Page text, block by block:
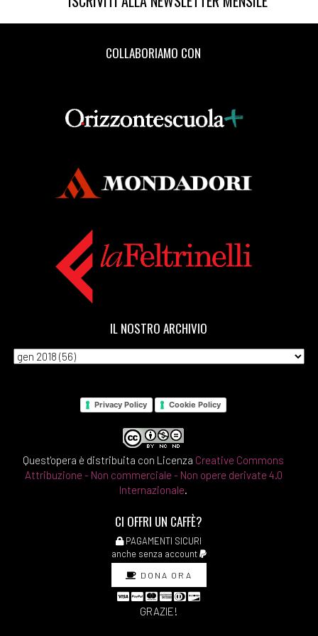
Vittorino Andreoli: pagina 69
Aprile 2018
Rukhsana Khan: pagina 69
[18]Il tempo di un caffè, di
[11]Tartarughe marine, di
Gianna Gambini: pagina 69
[04]
Ferdinando Imposimato:
pagina 69
Marzo 2018
Cuore, di Edmondo De
Amicis: pagina 69
La casa nel bosco, di
Gianrico e Francesco
Carofiglio: pagina 69
Senilità, di Italo Svevo:
pagina 69
COLLABORIAMO CON
IL NOSTRO ARCHIVIO
Privacy Policy Cookie Policy
Quest'opera è distribuita con Licenza Creative Commons
Attribuzione - Non commerciale - Non opere derivate 4.0
Internazionale.
CI OFFRI UN CAFFÈ?
PAGAMENTI SICURI
anche senza account
DONA ORA
GRAZIE!